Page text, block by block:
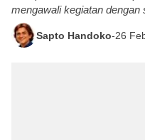
mengawali kegiatan dengan
Sapto Handoko-26